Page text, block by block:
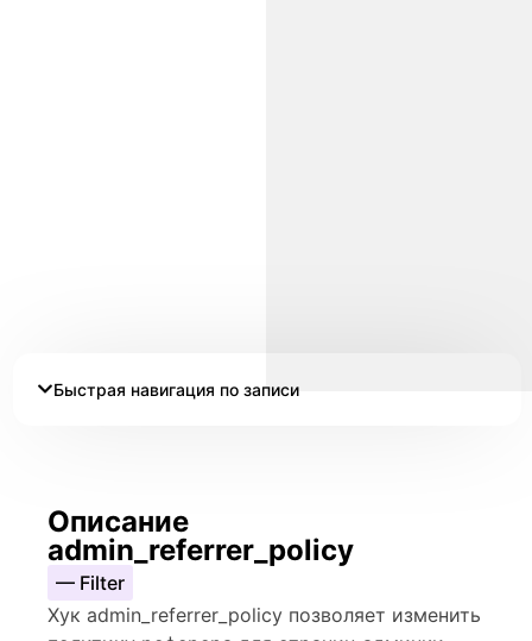
Быстрая навигация по записи
Описание
admin_referrer_policy
— Filter
Хук admin_referrer_policy позволяет изменить